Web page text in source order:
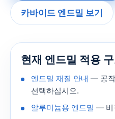
카바이드 엔드밀 보기
현재 엔드밀 적용
엔드밀 재질 안내 — 공작
선택하십시오.
알루미늄용 엔드밀 — 비